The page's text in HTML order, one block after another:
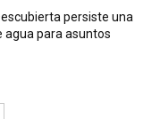
persiste una
agua para asuntos